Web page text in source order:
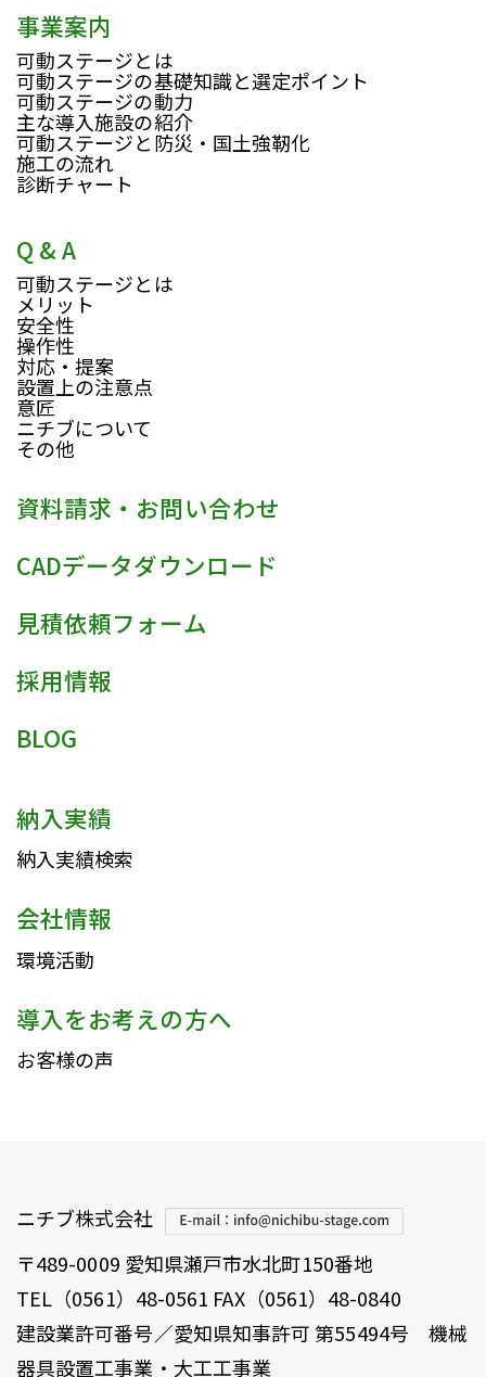
事業案内
可動ステージとは
可動ステージの基礎知識と選定ポイント
可動ステージの動力
主な導入施設の紹介
可動ステージと防災・国土強靭化
施工の流れ
診断チャート
Q & A
可動ステージとは
メリット
安全性
操作性
対応・提案
設置上の注意点
意匠
ニチブについて
その他
資料請求・お問い合わせ
CADデータダウンロード
見積依頼フォーム
採用情報
BLOG
納入実績
納入実績検索
会社情報
環境活動
導入をお考えの方へ
お客様の声
ニチブ株式会社
〒489-0009 愛知県瀬戸市水北町150番地
TEL（0561）48-0561 FAX（0561）48-0840
建設業許可番号／愛知県知事許可 第55494号 機械
器具設置工事業・大工工事業